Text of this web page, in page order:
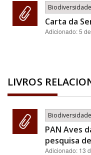
Biodiversidade
Carta da
Adicionado:5
LIVROS
Biodiversidade
PAN Aves
pesquisa
Adicionado: 13